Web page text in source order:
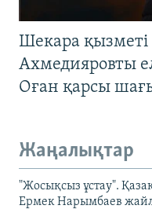
Шекара
Ахмедияровты
Оған қарсы
Жаңалықтар
"Жосықсыз ұстау".
Ермек Нарымбаев